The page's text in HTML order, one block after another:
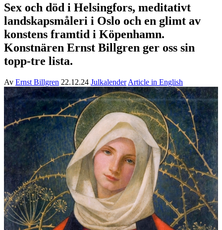
Sex och död i Helsingfors, meditativt
landskapsmåleri i Oslo och en glimt av
konstens framtid i Köpenhamn.
Konstnären Ernst Billgren ger oss sin
topp-tre lista.
Av Ernst Billgren 22.12.24 Julkalender Article in English